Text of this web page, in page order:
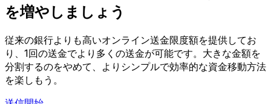
を増やしましょう
従来の銀行よりも高いオンライン送金限度額を提供してお
り、1回の送金でより多くの送金が可能です。大きな金額を
分割するのをやめて、よりシンプルで効率的な資金移動方法
を楽しもう。